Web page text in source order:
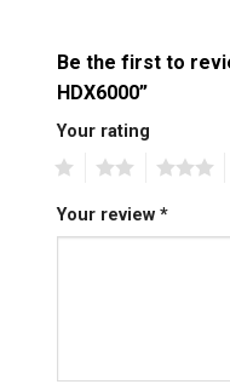
Be the first to
HDX6000”
Your rating
Your review *